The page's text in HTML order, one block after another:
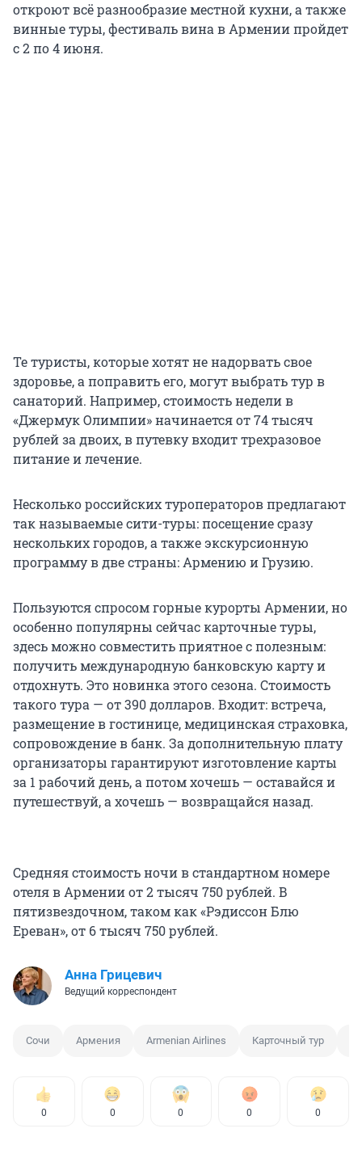
откроют всё разнообразие местной кухни, а также
винные туры, фестиваль вина в Армении пройдет
с 2 по 4 июня.
Те туристы, которые хотят не надорвать свое
здоровье, а поправить его, могут выбрать тур в
санаторий. Например, стоимость недели в
«Джермук Олимпии» начинается от 74 тысяч
рублей за двоих, в путевку входит трехразовое
питание и лечение.
Несколько российских туроператоров предлагают
так называемые сити-туры: посещение сразу
нескольких городов, а также экскурсионную
программу в две страны: Армению и Грузию.
Пользуются спросом горные курорты Армении, но
особенно популярны сейчас карточные туры,
здесь можно совместить приятное с полезным:
получить международную банковскую карту и
отдохнуть. Это новинка этого сезона. Стоимость
такого тура — от 390 долларов. Входит: встреча,
размещение в гостинице, медицинская страховка,
сопровождение в банк. За дополнительную плату
организаторы гарантируют изготовление карты
за 1 рабочий день, а потом хочешь — оставайся и
путешествуй, а хочешь — возвращайся назад.
Средняя стоимость ночи в стандартном номере
отеля в Армении от 2 тысяч 750 рублей. В
пятизвездочном, таком как «Рэдиссон Блю
Ереван», от 6 тысяч 750 рублей.
Анна Грицевич
Ведущий корреспондент
Сочи Армения Armenian Airlines Карточный тур
0 0 0 0 0